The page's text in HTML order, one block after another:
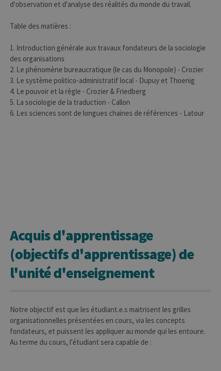
d'observation et d'analyse des réalités du monde du travail.
Table des matières :
1. Introduction générale aux travaux fondateurs de la sociologie
des organisations
2. Le phénomène bureaucratique (le cas du Monopole) - Crozier
3. Le système politico-administratif local - Dupuy et Thoenig
4. Le pouvoir et la règle - Crozier & Friedberg
5. La sociologie de la traduction - Callon
6. Les sciences sont de longues chaines de références - Latour
Acquis d'apprentissage
(objectifs d'apprentissage) de
l'unité d'enseignement
Notre objectif est que les étudiant.e.s maitrisent les grilles
organisationnelles présentées en cours, via les concepts
fondateurs, et puissent les appliquer au monde qui les entoure.
Au terme du cours, l'étudiant sera capable de :